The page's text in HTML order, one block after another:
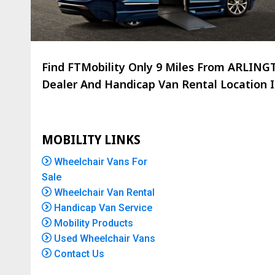
Find FTMobility Only 9 Miles From
Dealer And Handicap Van Rental Location
MOBILITY LINKS
Wheelchair Vans For
Sale
Wheelchair Van Rental
Handicap Van Service
Mobility Products
Used Wheelchair Vans
Contact Us